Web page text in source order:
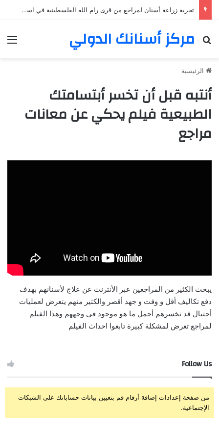
تجربة زراعة أسنان لمراجع من قرى رام الله الفلسطينية في اسطنبول
مركز أسنانك الدولي
بحث عن
الرئيسية
أنتبه قبل أن تخسر أبتسامتك
الطبيعية فيلم يحكي عن معانات
مراجع
يبحث الكثير من المراجعين عبر الأنترنت عن علاج لأسنانهم بهدف
دفع تكاليف أقل و وقت و جهد أقصر والكثير منهم يتعرض لعمليات
أحتيال قد تخسرهم أجمل ما هو موجود في وجههم وهذا الفيلم
لمراجع تعرض لمشكلة كبيرة تابعوا احداث الفيلم
Follow Us
من صفحة إعدادات إضافة أرقام قم بتعيين بيانات حساباتك على الشبكات
الإجتماعية.